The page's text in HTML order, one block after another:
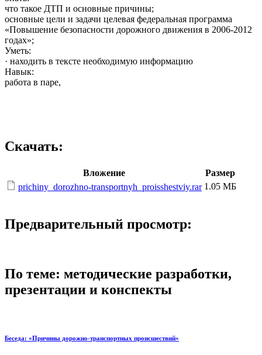
что такое ДТП и основные причины;
основные цели и задачи целевая федеральная программа
«Повышение безопасности дорожного движения в 2006-2012
годах»;
Уметь:
· находить в тексте необходимую информацию
Навык:
работа в паре,
Скачать:
Вложение
Размер
prichiny_dorozhno-transportnyh_proisshestviy.rar 1.05 МБ
Предварительный просмотр:
По теме: методические разработки,
презентации и конспекты
Беседа: «Причины дорожно-транспортных происшествий»